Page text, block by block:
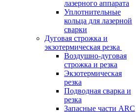
лазерного аппарата
Уплотнительные
кольца для лазерной
сварки
Дуговая строжка и
экзотермическая резка
Воздушно-дуговая
строжка и резка
Экзотермическая
резка
Подводная сварка и
резка
Запасные части ARC